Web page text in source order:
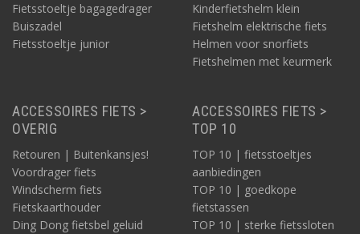
Fietsstoeltje bagagedrager
Buiszadel
Fietsstoeltje junior
Kinderfietshelm klein
Fietshelm elektrische fiets
Helmen voor snorfiets
Fietshelmen met keurmerk
ACCESSOIRES FIETS >
OVERIG
Retouren | Buitenkansjes!
Voordrager fiets
Windscherm fiets
Fietskaarthouder
Ding Dong fietsbel geluid
ACCESSOIRES FIETS >
TOP 10
TOP 10 | fietsstoeltjes
aanbiedingen
TOP 10 | goedkope
fietstassen
TOP 10 | sterke fietssloten